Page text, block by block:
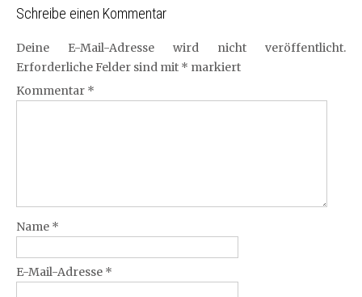
Schreibe einen Kommentar
Deine E-Mail-Adresse wird nicht veröffentlicht.
Erforderliche Felder sind mit * markiert
Kommentar *
Name *
E-Mail-Adresse *